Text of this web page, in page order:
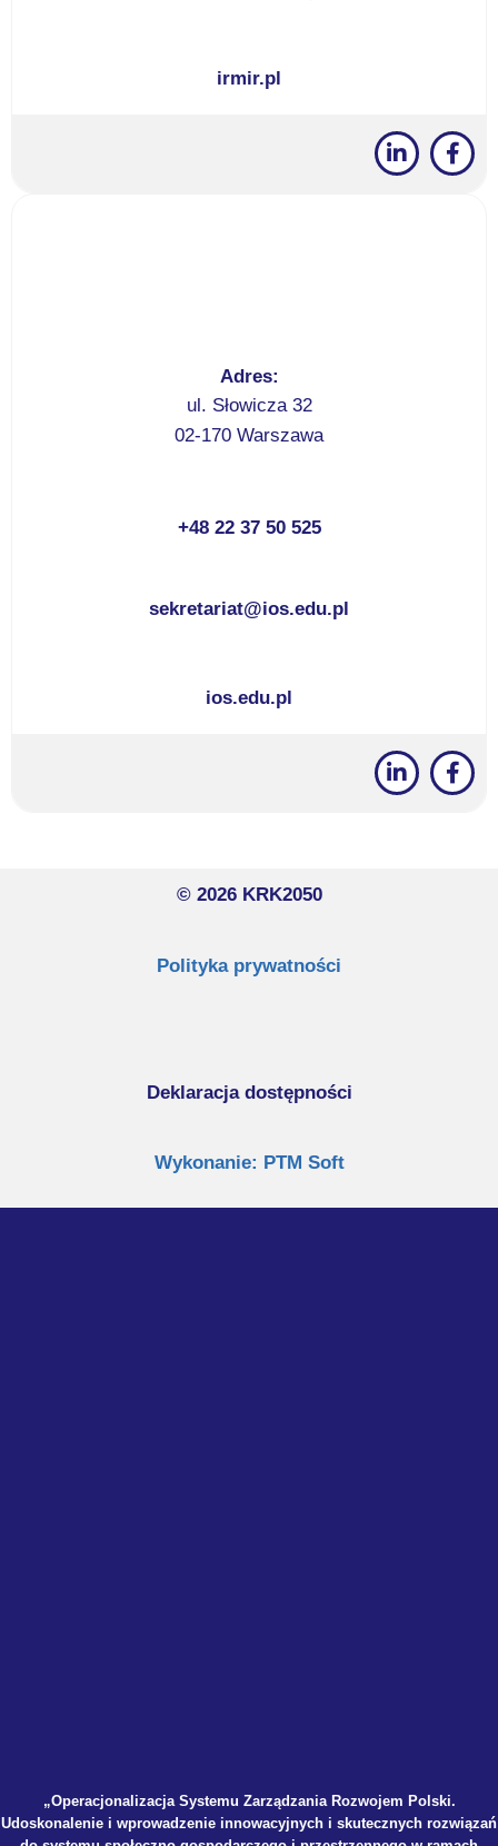
irmir.pl
Adres:
ul. Słowicza 32
02-170 Warszawa
+48 22 37 50 525
sekretariat@ios.edu.pl
ios.edu.pl
© 2026 KRK2050
Polityka prywatności
Deklaracja dostępności
Wykonanie: PTM Soft
„Operacjonalizacja Systemu Zarządzania Rozwojem Polski.
Udoskonalenie i wprowadzenie innowacyjnych i skutecznych rozwiązań